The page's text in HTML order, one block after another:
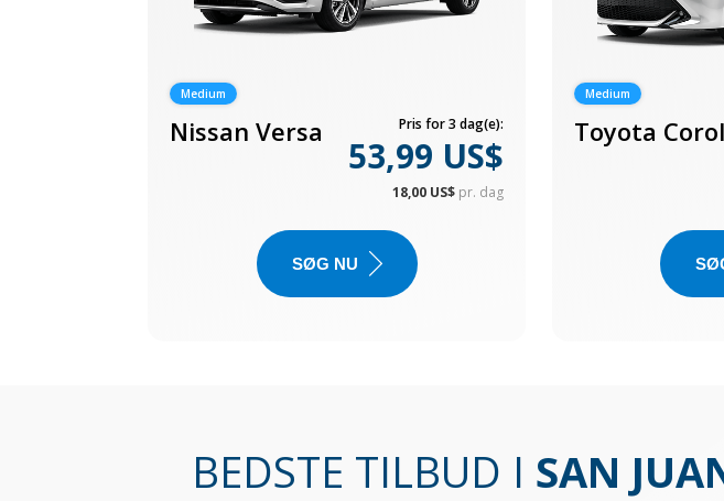
Medium
Nissan Versa Pris for 3 dag(e):
53,99 US$
18,00 US$ pr. dag
SØG NU
Medium
Toyota
BEDSTE TILBUD I SAN